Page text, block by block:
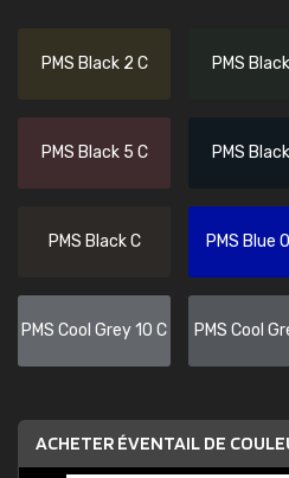
PMS Black 2 C PMS
PMS Black 5 C PMS
PMS Black C PMS Blue
PMS Cool Grey 10 C PMS Cool
ACHETER ÉVENTAIL DE